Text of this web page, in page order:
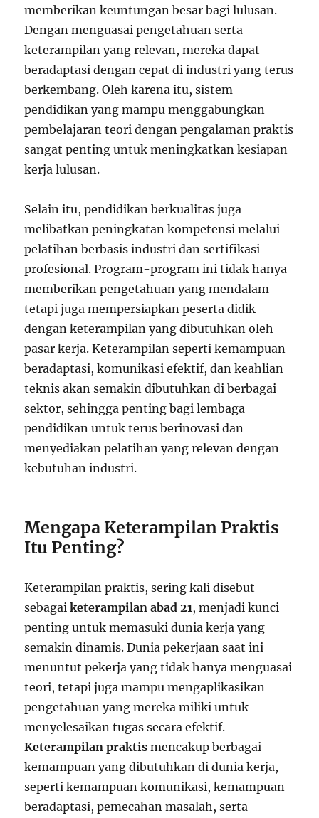
memberikan keuntungan besar bagi lulusan.
Dengan menguasai pengetahuan serta
keterampilan yang relevan, mereka dapat
beradaptasi dengan cepat di industri yang terus
berkembang. Oleh karena itu, sistem
pendidikan yang mampu menggabungkan
pembelajaran teori dengan pengalaman praktis
sangat penting untuk meningkatkan kesiapan
kerja lulusan.
Selain itu, pendidikan berkualitas juga
melibatkan peningkatan kompetensi melalui
pelatihan berbasis industri dan sertifikasi
profesional. Program-program ini tidak hanya
memberikan pengetahuan yang mendalam
tetapi juga mempersiapkan peserta didik
dengan keterampilan yang dibutuhkan oleh
pasar kerja. Keterampilan seperti kemampuan
beradaptasi, komunikasi efektif, dan keahlian
teknis akan semakin dibutuhkan di berbagai
sektor, sehingga penting bagi lembaga
pendidikan untuk terus berinovasi dan
menyediakan pelatihan yang relevan dengan
kebutuhan industri.
Mengapa Keterampilan Praktis
Itu Penting?
Keterampilan praktis, sering kali disebut
sebagaiketerampilan abad 21, menjadi kunci
penting untuk memasuki dunia kerja yang
semakin dinamis. Dunia pekerjaan saat ini
menuntut pekerja yang tidak hanya menguasai
teori, tetapi juga mampu mengaplikasikan
pengetahuan yang mereka miliki untuk
menyelesaikan tugas secara efektif.
Keterampilan praktis mencakup berbagai
kemampuan yang dibutuhkan di dunia kerja,
seperti kemampuan komunikasi, kemampuan
beradaptasi, pemecahan masalah, serta